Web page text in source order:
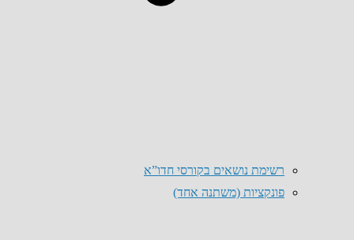
רשימת נושאים בקורסי חדו”א
פונקציות (משתנה אחד)